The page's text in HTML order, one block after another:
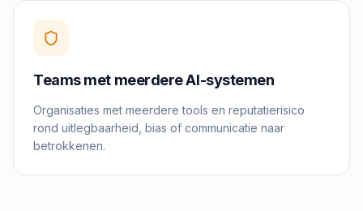
Teams met meerdere AI-systemen
Organisaties met meerdere tools en reputatierisico
rond uitlegbaarheid, bias of communicatie naar
betrokkenen.